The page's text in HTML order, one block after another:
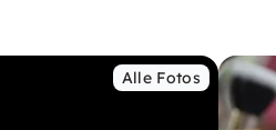
Alle Fotos